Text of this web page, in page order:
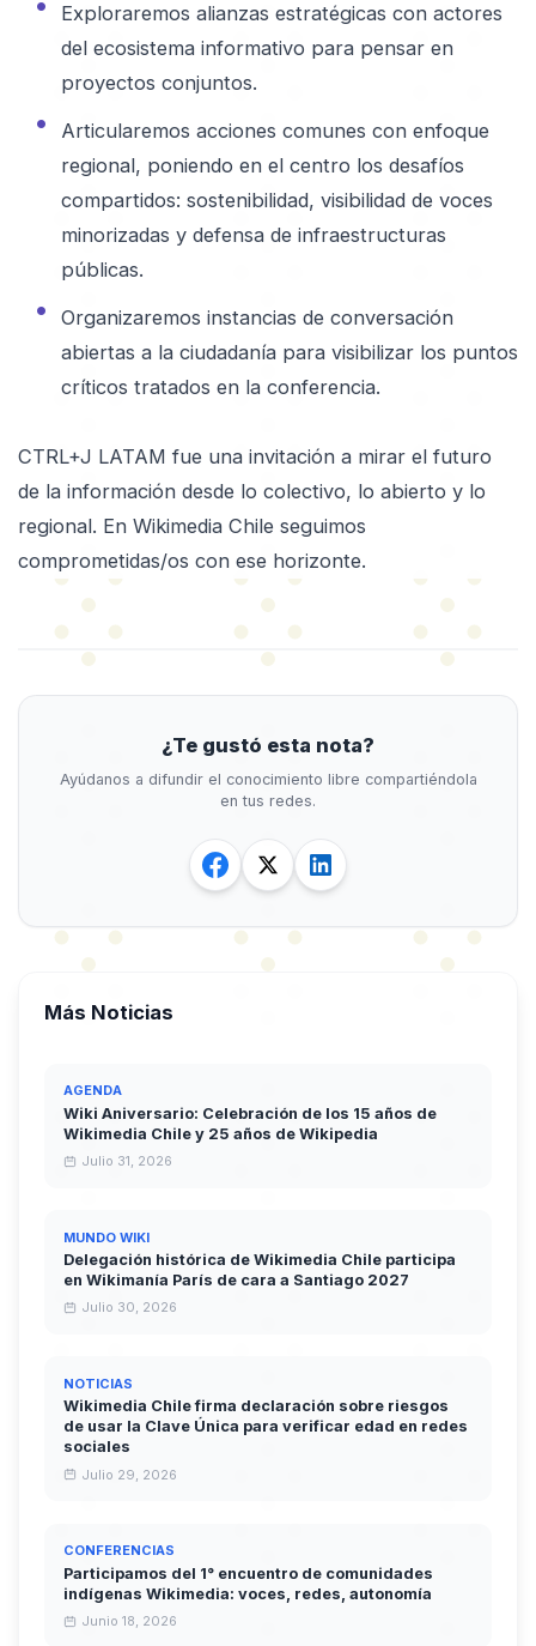
Exploraremos alianzas estratégicas con actores
del ecosistema informativo para pensar en
proyectos conjuntos.
Articularemos acciones comunes con enfoque
regional, poniendo en el centro los desafíos
compartidos: sostenibilidad, visibilidad de voces
minorizadas y defensa de infraestructuras
públicas.
Organizaremos instancias de conversación
abiertas a la ciudadanía para visibilizar los puntos
críticos tratados en la conferencia.
CTRL+J LATAM fue una invitación a mirar el futuro
de la información desde lo colectivo, lo abierto y lo
regional. En Wikimedia Chile seguimos
comprometidas/os con ese horizonte.
¿Te gustó esta nota?
Ayúdanos a difundir el conocimiento libre compartiéndola
en tus redes.
Más Noticias
AGENDA
Wiki Aniversario: Celebración de los 15 años de
Wikimedia Chile y 25 años de Wikipedia
Julio 31, 2026
MUNDO WIKI
Delegación histórica de Wikimedia Chile participa
en Wikimanía París de cara a Santiago 2027
Julio 30, 2026
NOTICIAS
Wikimedia Chile firma declaración sobre riesgos
de usar la Clave Única para verificar edad en redes
sociales
Julio 29, 2026
CONFERENCIAS
Participamos del 1° encuentro de comunidades
indígenas Wikimedia: voces, redes, autonomía
Junio 18, 2026